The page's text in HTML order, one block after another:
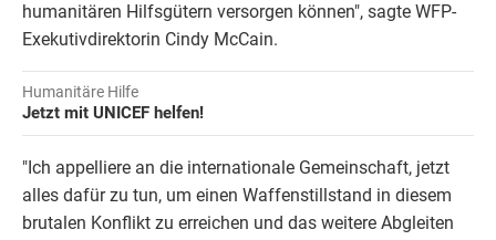
humanitären Hilfsgütern versorgen können", sagte WFP-
Exekutivdirektorin Cindy McCain.
Humanitäre Hilfe
Jetzt mit UNICEF helfen!
"Ich appelliere an die internationale Gemeinschaft, jetzt
alles dafür zu tun, um einen Waffenstillstand in diesem
brutalen Konflikt zu erreichen und das weitere Abgleiten